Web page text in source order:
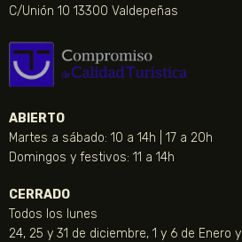
C/Unión 10 13300 Valdepeñas
ABIERTO
Martes a sábado: 10 a 14h | 17 a 20h
Domingos y festivos: 11 a 14h
CERRADO
Todos los lunes
24, 25 y 31 de diciembre, 1 y 6 de Enero